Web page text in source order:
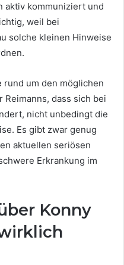
aktiv kommuniziert und
weil bei
solche kleinen Hinweise
um den möglichen
Reimanns, dass sich bei
nicht unbedingt die
Es gibt zwar genug
aktuellen seriösen
Erkrankung im
Konny